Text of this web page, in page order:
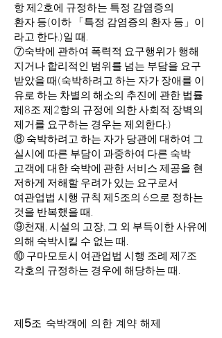
항 제2호에 규정하는 특정 감염증의
환자 등(이하 「특정 감염증의 환자 등」이
라고 한다.)일 때.
⑦숙박에 관하여 폭력적 요구행위가 행해
지거나 합리적인 범위를 넘는 부담을 요구
받았을 때(숙박하려고 하는 자가 장애를 이
유로 하는 차별의 해소의 추진에 관한 법률
제8조 제2항의 규정에 의한 사회적 장벽의
제거를 요구하는 경우는 제외한다.)
⑧ 숙박하려고 하는 자가 당관에 대하여 그
실시에 따른 부담이 과중하여 다른 숙박
고객에 대한 숙박에 관한 서비스 제공을 현
저하게 저해할 우려가 있는 요구로서
여관업법 시행 규칙 제5조의 6으로 정하는
것을 반복했을 때.
⑨천재, 시설의 고장, 그 외 부득이한 사유에
의해 숙박시킬 수 없는 때.
⑩ 구마모토시 여관업법 시행 조례 제7조
각호의 규정하는 경우에 해당하는 때.
제5조 숙박객에 의한 계약 해제